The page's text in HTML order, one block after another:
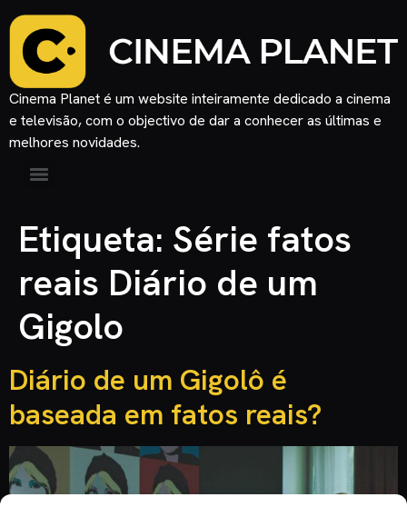
Cinema Planet é um website inteiramente dedicado a cinema
e televisão, com o objectivo de dar a conhecer as últimas e
melhores novidades.
Etiqueta: Série fatos
reais Diário de um
Gigolo
Diário de um Gigolô é
baseada em fatos reais?